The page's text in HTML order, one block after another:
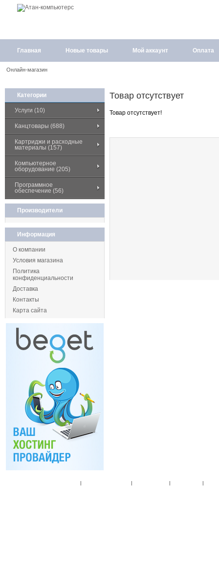
Главная Новые товары Мой аккаунт Оплата
Онлайн-магазин
Категории
Услуги (10)
Канцтовары (688)
Картриджи и расходные
материалы (157)
Компьютерное
оборудование (205)
Программное
обеспечение (56)
Производители
Информация
О компании
Условия магазина
Политика
конфиденциальности
Доставка
Контакты
Карта сайта
Товар отсутствует
Товар отсутствует!
| | | |